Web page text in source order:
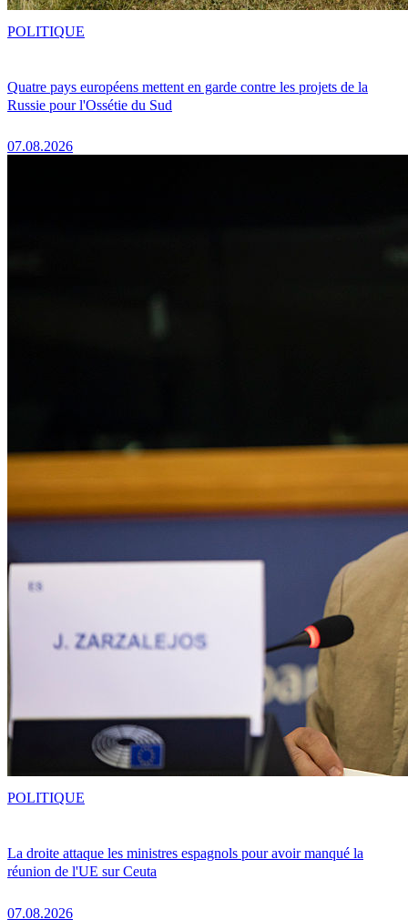
Quatre pays européens mettent en garde contre les projets de la
Russie pour l'Ossétie du Sud
07.08.2026
POLITIQUE
La droite attaque les ministres espagnols pour avoir manqué la
réunion de l'UE sur Ceuta
07.08.2026
POLITIQUE